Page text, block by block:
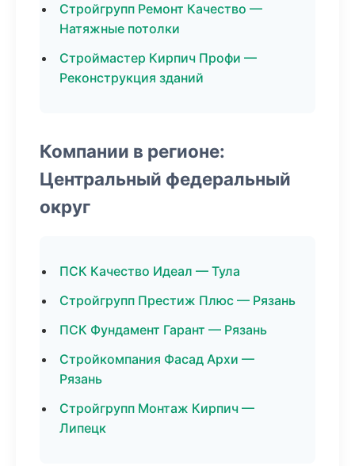
Стройгрупп Ремонт Качество —
Натяжные потолки
Строймастер Кирпич Профи —
Реконструкция зданий
Компании в регионе:
Центральный федеральный
округ
ПСК Качество Идеал — Тула
Стройгрупп Престиж Плюс — Рязань
ПСК Фундамент Гарант — Рязань
Стройкомпания Фасад Архи —
Рязань
Стройгрупп Монтаж Кирпич —
Липецк